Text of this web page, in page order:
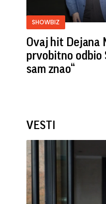
SHOWBIZ
Ovaj hit Dejana
prvobitno odbio
sam znao“
VESTI